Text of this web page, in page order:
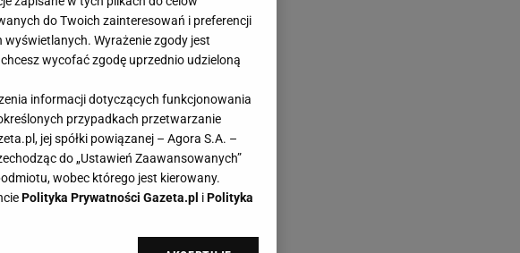
do Twoich zainteresowań i preferencji
Wyrażenie zgody jest
wycofać zgodę uprzednio udzieloną
informacji dotyczących funkcjonowania
przypadkach przetwarzanie
jej spółki powiązanej – Agora S.A. –
do „Ustawień Zaawansowanych”
wobec którego jest kierowany.
Polityka Prywatności Gazeta.pl iPolityka